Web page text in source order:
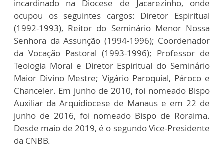
incardinado na Diocese de Jacarezinho, onde
ocupou os seguintes cargos: Diretor Espiritual
(1992-1993), Reitor do Seminário Menor Nossa
Senhora da Assunção (1994-1996); Coordenador
da Vocação Pastoral (1993-1996); Professor de
Teologia Moral e Diretor Espiritual do Seminário
Maior Divino Mestre; Vigário Paroquial, Pároco e
Chanceler. Em junho de 2010, foi nomeado Bispo
Auxiliar da Arquidiocese de Manaus e em 22 de
junho de 2016, foi nomeado Bispo de Roraima.
Desde maio de 2019, é o segundo Vice-Presidente
da CNBB.